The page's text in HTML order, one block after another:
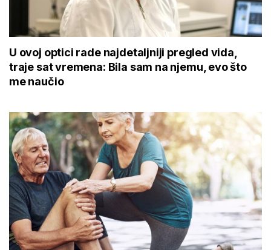
U ovoj optici rade najdetaljniji pregled vida,
traje sat vremena: Bila sam na njemu, evo što
me naučio